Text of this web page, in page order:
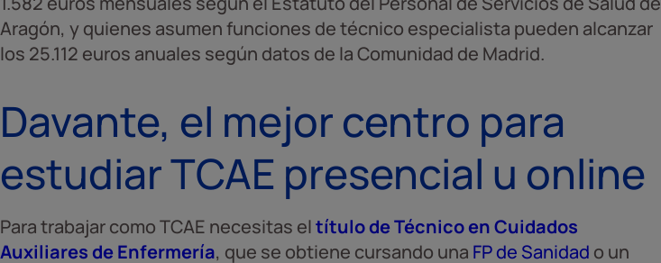
Aragón, y quienes asumen funciones de técnico especialista pueden alcanzar
los 25.112 euros anuales según datos de la Comunidad de Madrid.
Davante, el mejor centro para
estudiar TCAE presencial u online
Para trabajar como TCAE necesitas eltítulo de Técnico en Cuidados
Auxiliares de Enfermería, que se obtiene cursando una FP de Sanidad o un